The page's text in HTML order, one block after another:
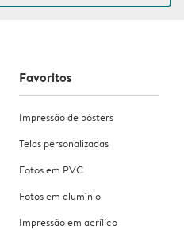
Favoritos
Impressão de pósters
Telas personalizadas
Fotos em PVC
Fotos em alumínio
Impressão em acrílico